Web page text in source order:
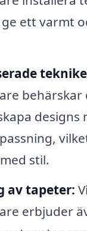
ett varmt
behärskar
designs
stil.
av tapeter:
erbjuder